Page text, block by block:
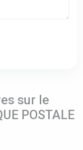
sur le
POSTALE